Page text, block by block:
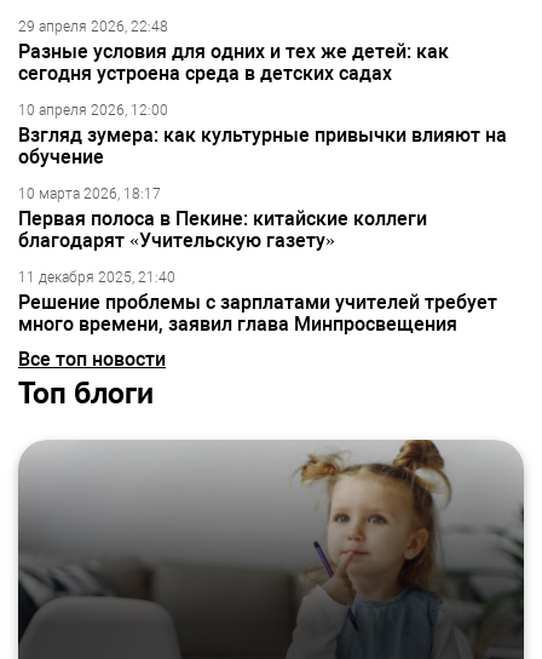
29 апреля 2026, 22:48
Разные условия для одних и тех же детей: как
сегодня устроена среда в детских садах
10 апреля 2026, 12:00
Взгляд зумера: как культурные привычки влияют на
обучение
10 марта 2026, 18:17
Первая полоса в Пекине: китайские коллеги
благодарят «Учительскую газету»
11 декабря 2025, 21:40
Решение проблемы с зарплатами учителей требует
много времени, заявил глава Минпросвещения
Все топ новости
Топ блоги